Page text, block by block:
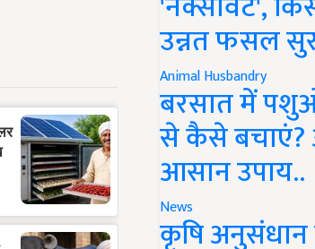
उन्नत फसल
Animal Husbandry
बरसात में
से कैसे बचाएं?
आसान उपाय..
News
कृषि अनुसंधान